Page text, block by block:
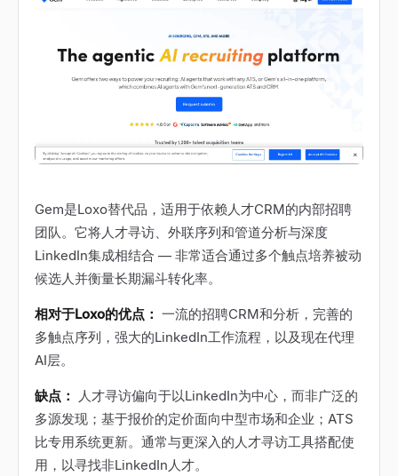
Gem是Loxo替代品，适用于依赖人才CRM的内部招聘
团队。它将人才寻访、外联序列和管道分析与深度
LinkedIn集成相结合 — 非常适合通过多个触点培养被动
候选人并衡量长期漏斗转化率。
相对于Loxo的优点： 一流的招聘CRM和分析，完善的
多触点序列，强大的LinkedIn工作流程，以及现在代理
AI层。
缺点：
人才寻访偏向于以LinkedIn为中心，而非广泛的
多源发现；基于报价的定价面向中型市场和企业；ATS
比专用系统更新。通常与更深入的人才寻访工具搭配使
用，以寻找非LinkedIn人才。